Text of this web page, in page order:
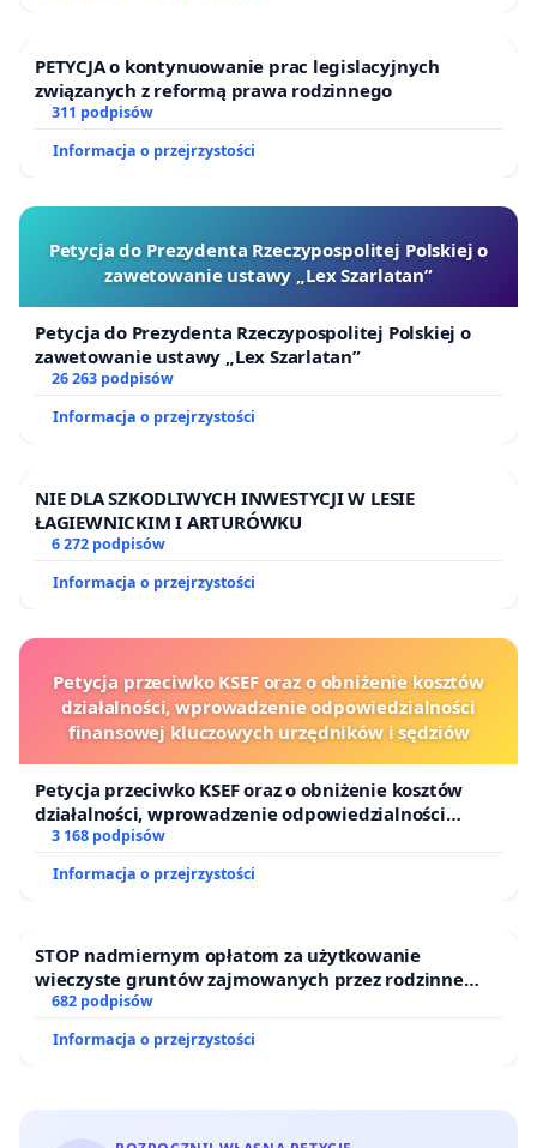
PETYCJA o kontynuowanie prac legislacyjnych
związanych z reformą prawa rodzinnego
311 podpisów
Informacja o przejrzystości
Petycja do Prezydenta Rzeczypospolitej Polskiej o
zawetowanie ustawy „Lex Szarlatan”
Petycja do Prezydenta Rzeczypospolitej Polskiej o
zawetowanie ustawy „Lex Szarlatan”
26 263 podpisów
Informacja o przejrzystości
NIE DLA SZKODLIWYCH INWESTYCJI W LESIE
ŁAGIEWNICKIM I ARTURÓWKU
6 272 podpisów
Informacja o przejrzystości
Petycja przeciwko KSEF oraz o obniżenie kosztów
działalności, wprowadzenie odpowiedzialności
finansowej kluczowych urzędników i sędziów
Petycja przeciwko KSEF oraz o obniżenie kosztów
działalności, wprowadzenie odpowiedzialności
finansowej kluczowych urzędników i sędziów
3 168 podpisów
Informacja o przejrzystości
STOP nadmiernym opłatom za użytkowanie
wieczyste gruntów zajmowanych przez rodzinne
ogrody działkowe.
682 podpisów
Informacja o przejrzystości